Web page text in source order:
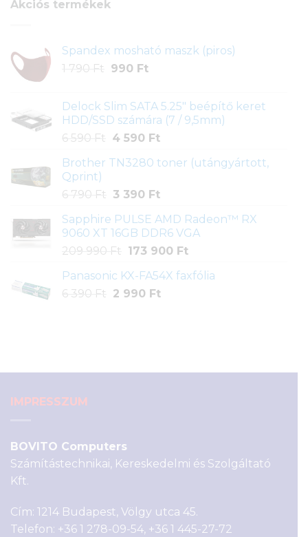
Akciós termékek
Spandex mosható maszk (piros)
1 790 Ft
Original
1
790 Ft.
990 FtCurrent
990 Ft.
Delock Slim SATA 5.25" beépítő keret
HDD/SSD számára (7 / 9,5mm)
6 590 Ft
Original
was:
590 Ft.
4 590 FtCurrent
is:
590 Ft.
Brother TN3280 toner (utángyártott,
Qprint)
6 790 Ft
Original
was:
6
790 Ft.
3 390 FtCurrent
is:
3
390 Ft.
Sapphire PULSE AMD Radeon™ RX
9060 XT 16GB DDR6 VGA
209 990 Ft
Original
was:
209
173 900 FtCurrent
is:
Panasonic KX-FA54X faxfólia
6 390 Ft
Original
2 990 FtCurrent
IMPRESSZUM
BOVITO Computers
Számítástechnikai, Kereskedelmi és Szolgáltató
Kft.
Cím: 1214 Budapest, Völgy utca 45.
Telefon: +36 1 278-09-54, +36 1 445-27-72